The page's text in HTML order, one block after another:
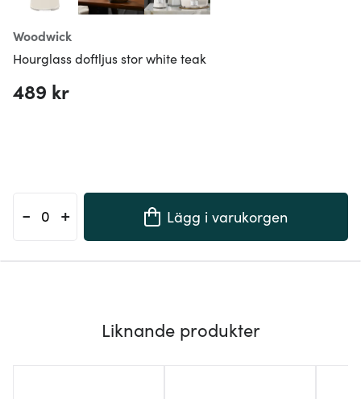
Woodwick
Hourglass doftljus stor white teak
489 kr
- + Lägg i varukorgen
Liknande produkter